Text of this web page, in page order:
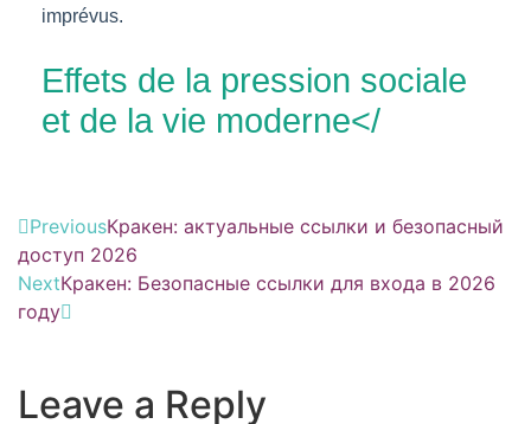
imprévus.
Effets de la pression sociale
et de la vie moderne</
PreviousКракен: актуальные ссылки и безопасный
доступ 2026
NextКракен: Безопасные ссылки для входа в 2026
году
Leave a Reply